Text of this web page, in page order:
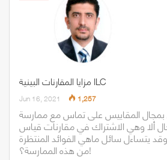
مزايا المقارنات البينية ILC
Jun 16, 2021 1,257
بمجال المقاييس على تماس مع ممارسة
ألا وهي الاشتراك في مقارنات قياس
وقد يتساءل سائل ماهي الفوائد المنتظرة
من هذه الممارسة؟!